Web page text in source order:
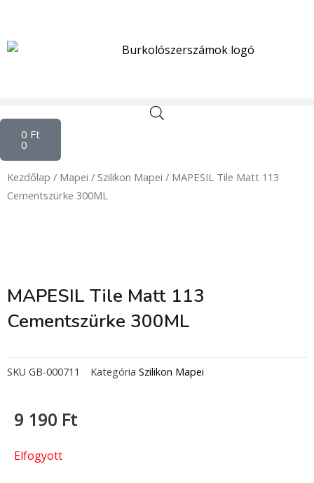
content
0 Ft
0
Kosár
Kezdőlap / Mapei / Szilikon Mapei / MAPESIL Tile Matt 113
Cementszürke 300ML
MAPESIL Tile Matt 113
Cementszürke 300ML
SKU GB-000711 Kategória Szilikon Mapei
9 190 Ft
Elfogyott